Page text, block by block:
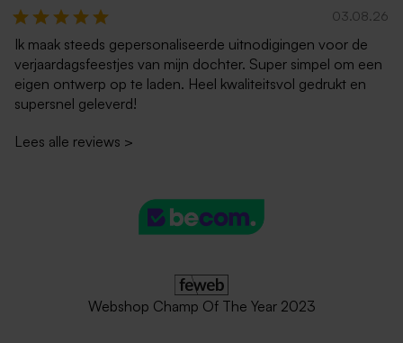
Tafelnummers per stuk
personaliseerbaar -
personaliseerbaar -
glanzend papier
03.08.26
Ik maak steeds gepersonaliseerde uitnodigingen voor de
verjaardagsfeestjes van mijn dochter. Super simpel om een
eigen ontwerp op te laden. Heel kwaliteitsvol gedrukt en
supersnel geleverd!
Lees alle reviews >
Webshop Champ Of The Year 2023